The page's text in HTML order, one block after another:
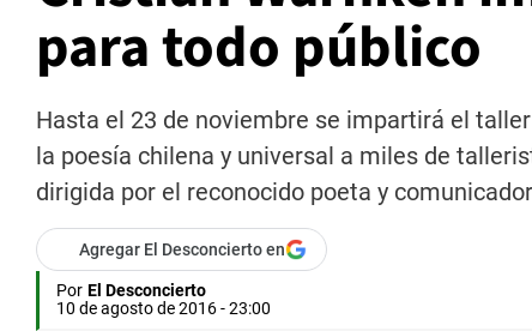
para todo público
Hasta el 23 de noviembre se impartirá el
la poesía chilena y universal a miles de
dirigida por el reconocido poeta y
Agregar El Desconcierto en
Por El Desconcierto
10 de agosto de 2016 - 23:00